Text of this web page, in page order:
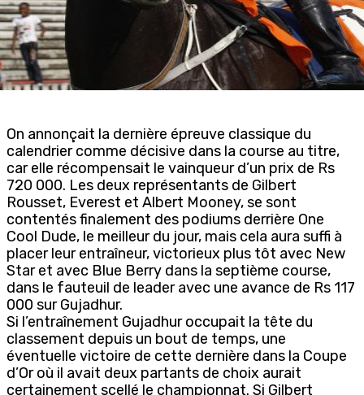
On annonçait la dernière épreuve classique du
calendrier comme décisive dans la course au titre,
car elle récompensait le vainqueur d’un prix de Rs
720 000. Les deux représentants de Gilbert
Rousset, Everest et Albert Mooney, se sont
contentés finalement des podiums derrière One
Cool Dude, le meilleur du jour, mais cela aura suffi à
placer leur entraîneur, victorieux plus tôt avec New
Star et avec Blue Berry dans la septième course,
dans le fauteuil de leader avec une avance de Rs 117
000 sur Gujadhur.
Si l’entraînement Gujadhur occupait la tête du
classement depuis un bout de temps, une
éventuelle victoire de cette dernière dans la Coupe
d’Or où il avait deux partants de choix aurait
certainement scellé le championnat. Si Gilbert